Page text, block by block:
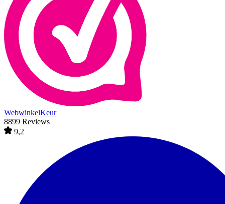
WebwinkelKeur
8899 Reviews
9,2